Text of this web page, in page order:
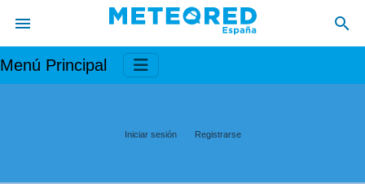
Menú Principal
Iniciar sesión Registrarse